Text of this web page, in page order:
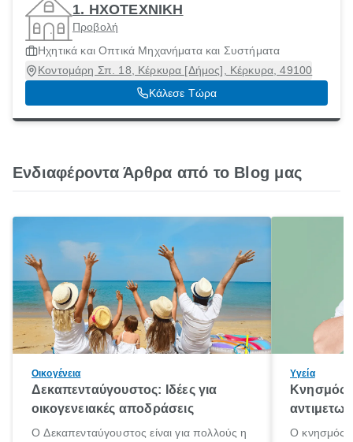
1. ΗΧΟΤΕΧΝΙΚΗ
Προβολή
Ηχητικά και Οπτικά Μηχανήματα και Συστήματα
Κοντομάρη Σπ. 18, Κέρκυρα [Δήμος], Κέρκυρα, 49100
Κάλεσε Τώρα
Ενδιαφέροντα Άρθρα από το Blog μας
Οικογένεια
Δεκαπενταύγουστος: Ιδέες για
οικογενειακές αποδράσεις
Ο Δεκαπενταύγουστος είναι για πολλούς η
Υγεία
Κνησμός:
Ο κνησμός